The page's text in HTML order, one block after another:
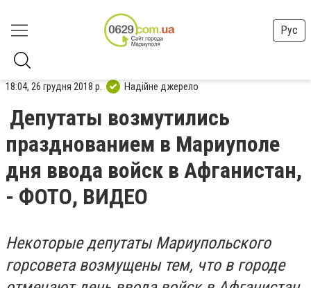
Рус
18:04, 26 грудня 2018 р. Надійне джерело
Депутаты возмутились
празднованием в Мариуполе
дня ввода войск в Афганистан,
- ФОТО, ВИДЕО
Некоторые депутаты Мариупольского
горсовета возмущены тем, что в городе